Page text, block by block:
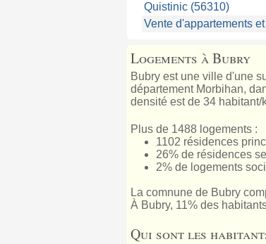
Quistinic (56310)
Vente d'appartements
Logements à Bubry
Bubry est une ville d'une
département Morbihan,
densité est de 34 habitant/
Plus de 1488 logements :
1102 résidences
26% de résidences
2% de logements
La comnune de Bubry
À Bubry, 11% des
Qui sont les